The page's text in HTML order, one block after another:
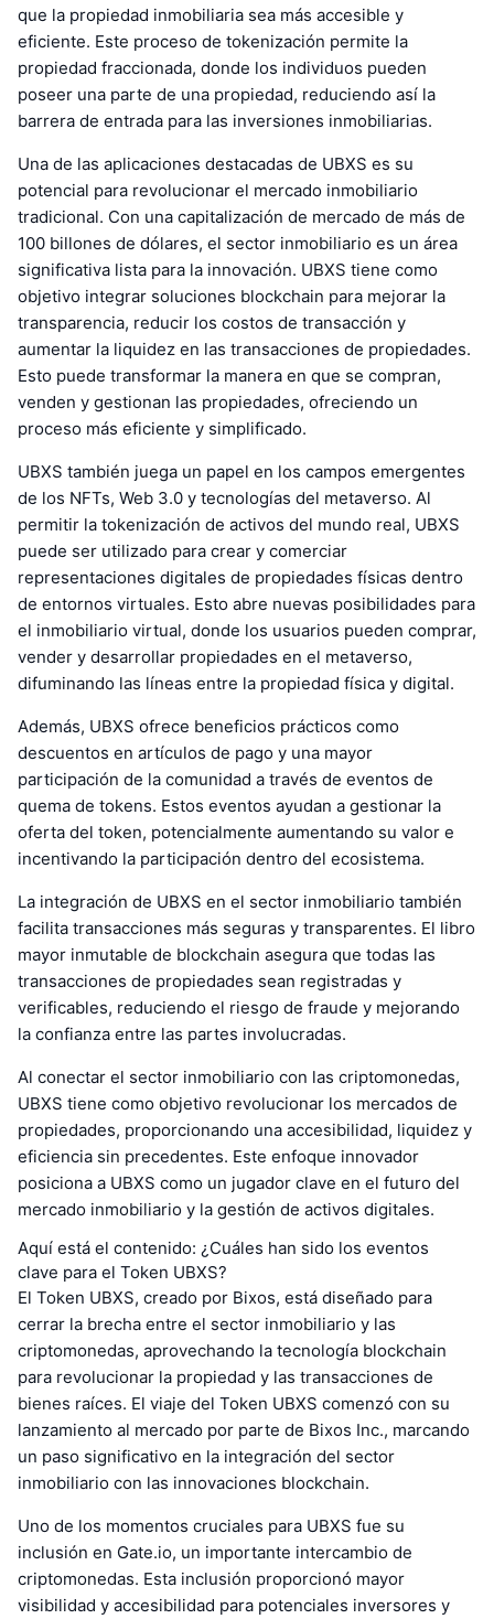
que la propiedad inmobiliaria sea más accesible y
eficiente. Este proceso de tokenización permite la
propiedad fraccionada, donde los individuos pueden
poseer una parte de una propiedad, reduciendo así la
barrera de entrada para las inversiones inmobiliarias.
Una de las aplicaciones destacadas de UBXS es su
potencial para revolucionar el mercado inmobiliario
tradicional. Con una capitalización de mercado de más de
100 billones de dólares, el sector inmobiliario es un área
significativa lista para la innovación. UBXS tiene como
objetivo integrar soluciones blockchain para mejorar la
transparencia, reducir los costos de transacción y
aumentar la liquidez en las transacciones de propiedades.
Esto puede transformar la manera en que se compran,
venden y gestionan las propiedades, ofreciendo un
proceso más eficiente y simplificado.
UBXS también juega un papel en los campos emergentes
de los NFTs, Web 3.0 y tecnologías del metaverso. Al
permitir la tokenización de activos del mundo real, UBXS
puede ser utilizado para crear y comerciar
representaciones digitales de propiedades físicas dentro
de entornos virtuales. Esto abre nuevas posibilidades para
el inmobiliario virtual, donde los usuarios pueden comprar,
vender y desarrollar propiedades en el metaverso,
difuminando las líneas entre la propiedad física y digital.
Además, UBXS ofrece beneficios prácticos como
descuentos en artículos de pago y una mayor
participación de la comunidad a través de eventos de
quema de tokens. Estos eventos ayudan a gestionar la
oferta del token, potencialmente aumentando su valor e
incentivando la participación dentro del ecosistema.
La integración de UBXS en el sector inmobiliario también
facilita transacciones más seguras y transparentes. El libro
mayor inmutable de blockchain asegura que todas las
transacciones de propiedades sean registradas y
verificables, reduciendo el riesgo de fraude y mejorando
la confianza entre las partes involucradas.
Al conectar el sector inmobiliario con las criptomonedas,
UBXS tiene como objetivo revolucionar los mercados de
propiedades, proporcionando una accesibilidad, liquidez y
eficiencia sin precedentes. Este enfoque innovador
posiciona a UBXS como un jugador clave en el futuro del
mercado inmobiliario y la gestión de activos digitales.
Aquí está el contenido: ¿Cuáles han sido los eventos
clave para el Token UBXS?
El Token UBXS, creado por Bixos, está diseñado para
cerrar la brecha entre el sector inmobiliario y las
criptomonedas, aprovechando la tecnología blockchain
para revolucionar la propiedad y las transacciones de
bienes raíces. El viaje del Token UBXS comenzó con su
lanzamiento al mercado por parte de Bixos Inc., marcando
un paso significativo en la integración del sector
inmobiliario con las innovaciones blockchain.
Uno de los momentos cruciales para UBXS fue su
inclusión en Gate.io, un importante intercambio de
criptomonedas. Esta inclusión proporcionó mayor
visibilidad y accesibilidad para potenciales inversores y